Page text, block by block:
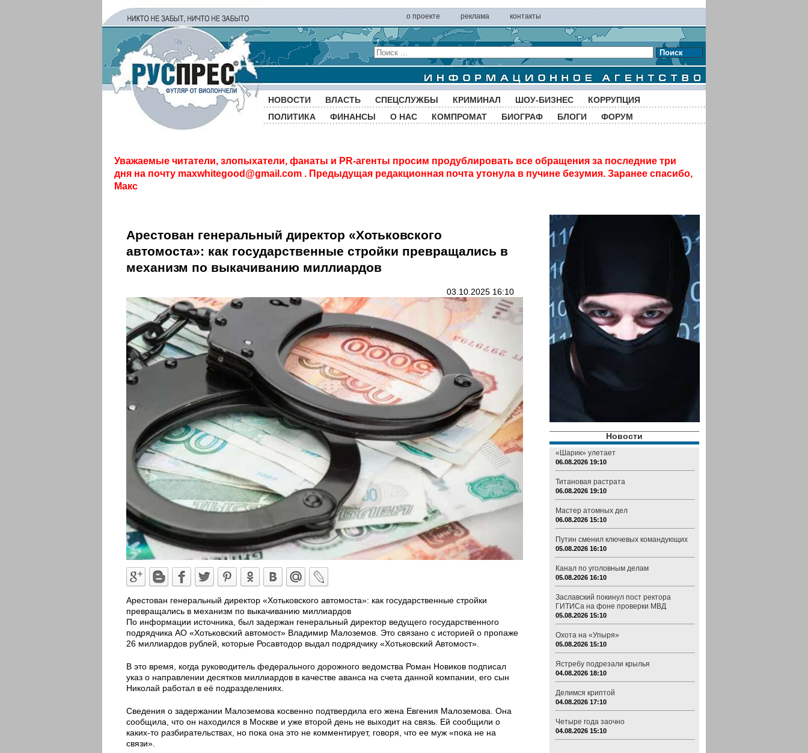
о проекте реклама контакты
Поиск
НОВОСТИ ВЛАСТЬ СПЕЦСЛУЖБЫ КРИМИНАЛ ШОУ-БИЗНЕС
КОРРУПЦИЯ
ПОЛИТИКА
ФИНАНСЫ О НАС КОМПРОМАТ БИОГРАФ БЛОГИ ФОРУМ
Уважаемые читатели, злопыхатели, фанаты и PR-агенты просим продублировать все обращения за последние три
дня на почту maxwhitegood@gmail.com . Предыдущая редакционная почта утонула в пучине безумия. Заранее спасибо,
Макс
Арестован генеральный директор «Хотьковского
автомоста»: как государственные стройки превращались в
механизм по выкачиванию миллиардов
03.10.2025 16:10
Арестован генеральный директор «Хотьковского автомоста»: как государственные стройки
превращались в механизм по выкачиванию миллиардов
По информации источника, был задержан генеральный директор ведущего государственного
подрядчика АО «Хотьковский автомост» Владимир Малоземов. Это связано с историей о пропаже
26 миллиардов рублей, которые Росавтодор выдал подрядчику «Хотьковский Автомост».
В это время, когда руководитель федерального дорожного ведомства Роман Новиков подписал
указ о направлении десятков миллиардов в качестве аванса на счета данной компании, его сын
Николай работал в её подразделениях.
Сведения о задержании Малоземова косвенно подтвердила его жена Евгения Малоземова. Она
сообщила, что он находился в Москве и уже второй день не выходит на связь. Ей сообщили о
каких-то разбирательствах, но пока она это не комментирует, говоря, что ее муж «пока не на
связи».
Новости
«Шарик» улетает
06.08.2026 19:10
Титановая растрата
06.08.2026 19:10
Мастер атомных дел
06.08.2026 15:10
Путин сменил ключевых командующих
05.08.2026 16:10
Канал по уголовным делам
05.08.2026 16:10
Заславский покинул пост ректора
ГИТИСа на фоне проверки МВД
05.08.2026 15:10
Охота на «Упыря»
05.08.2026 15:10
Ястребу подрезали крылья
04.08.2026 18:10
Делимся криптой
04.08.2026 17:10
Четыре года заочно
04.08.2026 15:10